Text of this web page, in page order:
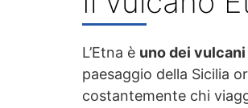
L’Etna è uno dei
paesaggio della Sicilia
costantemente chi